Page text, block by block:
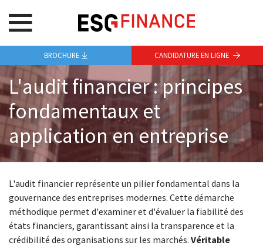
L'audit financier : principes
fondamentaux et
application en entreprise
L'audit financier représente un pilier fondamental dans la
gouvernance des entreprises modernes. Cette démarche
méthodique permet d'examiner et d'évaluer la fiabilité des
états financiers, garantissant ainsi la transparence et la
crédibilité des organisations sur les marchés. Véritable
BROCHURE CANDIDATURE EN LIGNE